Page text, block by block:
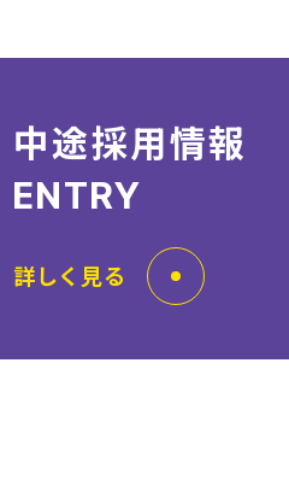
中途採用情報
ENTRY
詳しく見る